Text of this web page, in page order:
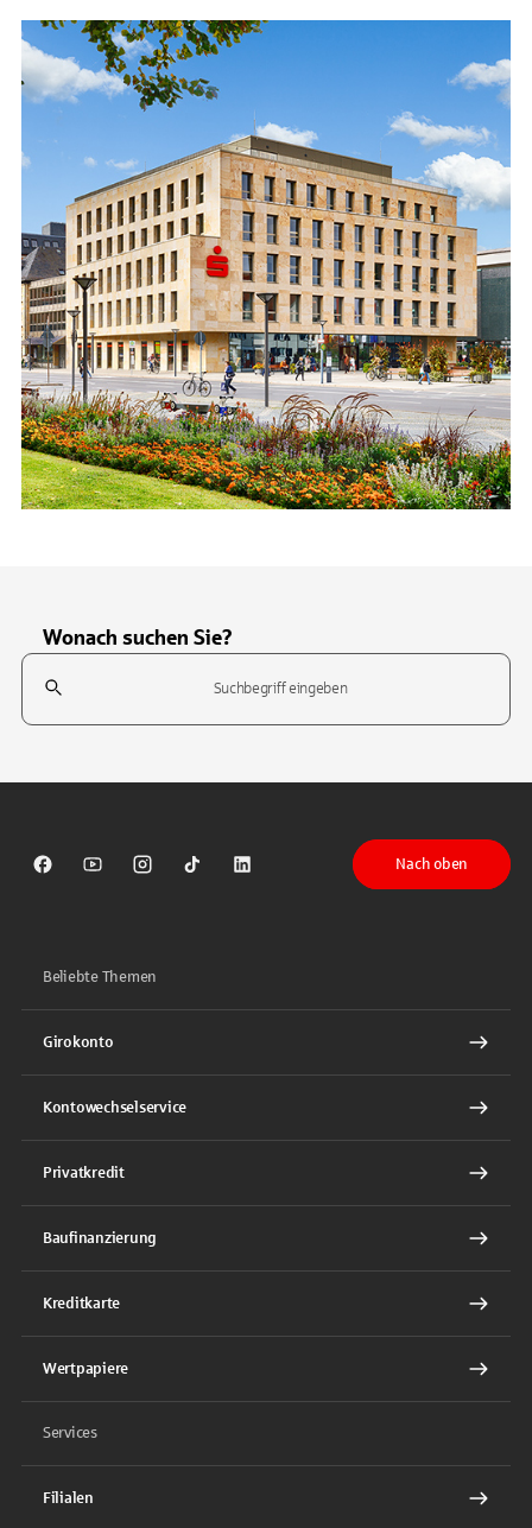
Wonach suchen Sie?
Suchfeld
Sparkasse auf Facebook
Sparkasse auf Youtube
Sparkasse auf Instagram
Sparkasse auf TikTok
Sparkasse auf LinkedIn
Nach oben
Beliebte Themen
Girokonto
Kontowechselservice
Privatkredit
Baufinanzierung
Kreditkarte
Wertpapiere
Services
Filialen